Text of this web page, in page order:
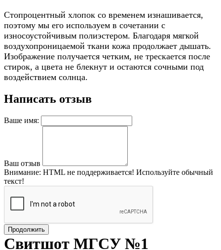
Стопроцентный хлопок со временем изнашивается,
поэтому мы его используем в сочетании с
износоустойчивым полиэстером. Благодаря мягкой
воздухопроницаемой ткани кожа продолжает дышать.
Изображение получается четким, не трескается после
стирок, а цвета не блекнут и остаются сочными под
воздействием солнца.
Написать отзыв
Ваше имя:
Ваш отзыв
Внимание: HTML не поддерживается! Используйте обычный
текст!
Продолжить
Свитшот МГСУ №1